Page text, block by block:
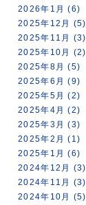
2026年1月 (6)
2025年12月 (5)
2025年11月 (3)
2025年10月 (2)
2025年8月 (5)
2025年6月 (9)
2025年5月 (2)
2025年4月 (2)
2025年3月 (3)
2025年2月 (1)
2025年1月 (6)
2024年12月 (3)
2024年11月 (3)
2024年10月 (5)